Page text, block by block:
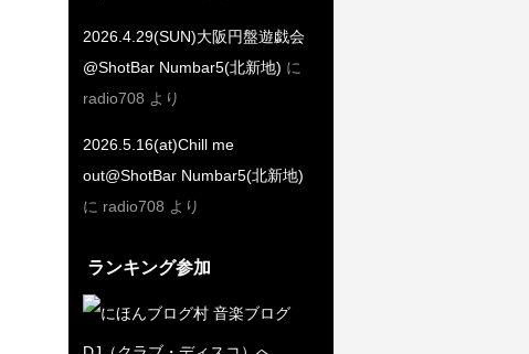
2026.4.29(SUN)大阪円盤遊戯会
@ShotBar Numbar5(北新地) に
radio708 より
2026.5.16(at)Chill me
out@ShotBar Numbar5(北新地)
に radio708 より
ランキング参加